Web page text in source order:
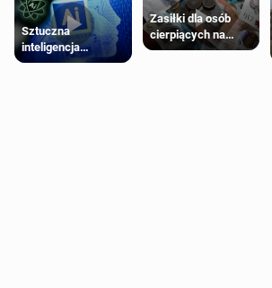
Sztuczna
inteligencja
próbowała oszukać
Zasiłki dla osób
cierpiących na
schorzenia